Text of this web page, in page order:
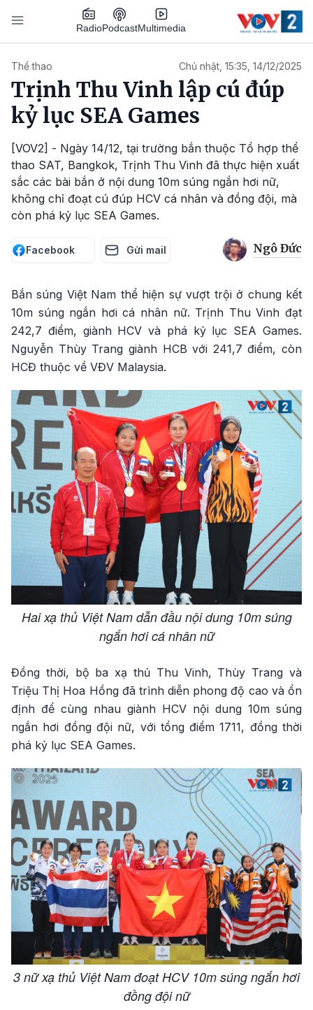
Nhảy đến nội dung
RadioPodcastMultimedia
Thể thao Chủ nhật, 15:35, 14/12/2025
Trịnh Thu Vinh lập cú đúp
kỷ lục SEA Games
[VOV2] - Ngày 14/12, tại trường bắn thuộc Tổ hợp thể
thao SAT, Bangkok, Trịnh Thu Vinh đã thực hiện xuất
sắc các bài bắn ở nội dung 10m súng ngắn hơi nữ,
không chỉ đoạt cú đúp HCV cá nhân và đồng đội, mà
còn phá kỷ lục SEA Games.
Facebook Gửi mail Ngô Đức
Bắn súng Việt Nam thể hiện sự vượt trội ở chung kết
10m súng ngắn hơi cá nhân nữ. Trịnh Thu Vinh đạt
242,7 điểm, giành HCV và phá kỷ lục SEA Games.
Nguyễn Thùy Trang giành HCB với 241,7 điểm, còn
HCĐ thuộc về VĐV Malaysia.
Hai xạ thủ Việt Nam dẫn đầu nội dung 10m súng
ngắn hơi cá nhân nữ
Đồng thời, bộ ba xạ thủ Thu Vinh, Thùy Trang và
Triệu Thị Hoa Hồng đã trình diễn phong độ cao và ổn
định để cùng nhau giành HCV nội dung 10m súng
ngắn hơi đồng đội nữ, với tổng điểm 1711, đồng thời
phá kỷ lục SEA Games.
3 nữ xạ thủ Việt Nam đoạt HCV 10m súng ngắn hơi
đồng đội nữ